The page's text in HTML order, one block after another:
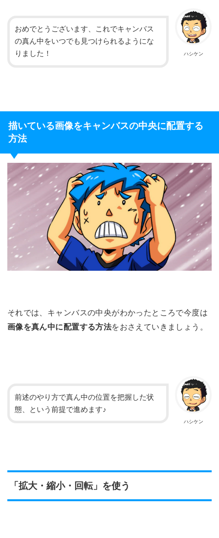
ハシケン
おめでとうございます、これでキャンバス
の真ん中をいつでも見つけられるようにな
りました！
描いている画像をキャンバスの中央に配置する
方法
それでは、キャンバスの中央がわかったところで今度は
画像を真ん中に配置する方法をおさえていきましょう。
ハシケン
前述のやり方で真ん中の位置を把握した状
態、という前提で進めます♪
「拡大・縮小・回転」を使う